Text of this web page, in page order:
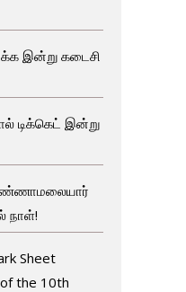
இன்று கடைசி
டிக்கெட் இன்று
நாள்!
Sheet
the 10th